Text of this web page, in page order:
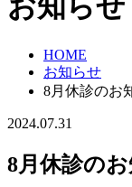
お知らせ
HOME
お知らせ
8月休診のお
2024.07.31
8月休診の